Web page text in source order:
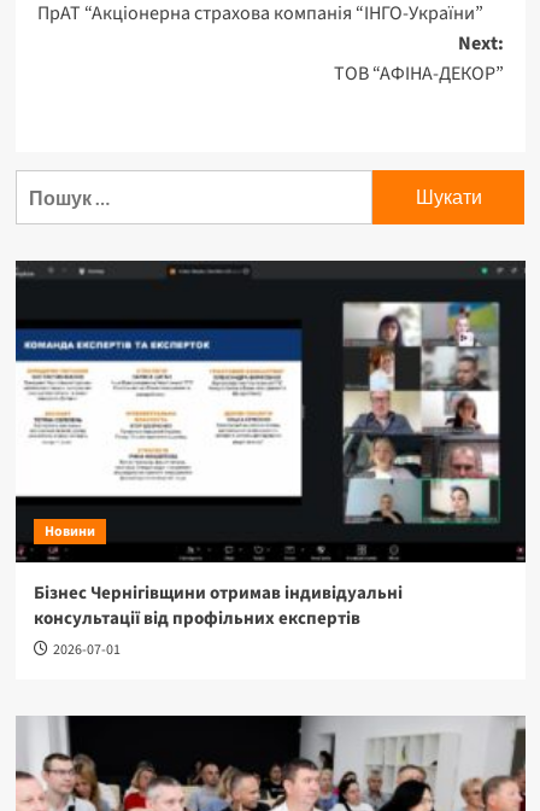
ПрАТ “Акціонерна страхова компанія “ІНГО-України”
Next:
ТОВ “АФІНА-ДЕКОР”
Новини
Бізнес Чернігівщини отримав індивідуальні
консультації від профільних експертів
2026-07-01